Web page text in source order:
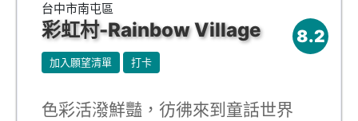
台中市南屯區
彩虹村-Rainbow Village 8.2
加入願望清單 打卡
色彩活潑鮮豔，彷彿來到童話世界